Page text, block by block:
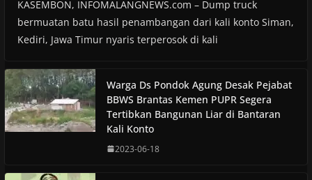
KASEMBON, INFOMALANGNEWS.com – Dump truck
bermuatan batu hasil penambangan dari kali konto Siman,
Kediri, Jawa Timur nyaris terperosok di kali
Warga Ds Pondok Agung Desak Pejabat
BBWS Brantas Kemen PUPR Segera
Tertibkan Bangunan Liar di Bantaran
Kali Konto
2023-06-18